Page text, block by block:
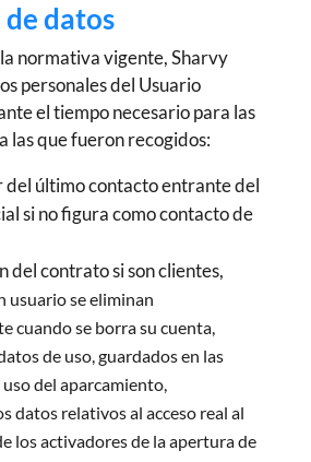
datos
normativa vigente, Sharvy
personales del Usuario
el tiempo necesario para las
las que fueron recogidos:
del último contacto entrante del
si no figura como contacto de
del contrato si son clientes,
usuario se eliminan
cuando se borra su cuenta,
de uso, guardados en las
del aparcamiento,
datos relativos al acceso real al
los activadores de la apertura de